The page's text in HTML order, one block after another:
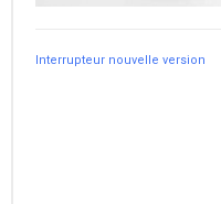
Interrupteur nouvelle version